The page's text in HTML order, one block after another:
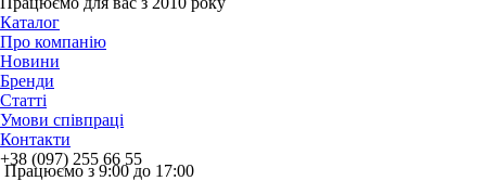
Каталог
Про компанію
Новини
Бренди
Статті
Умови співпраці
Контакти
+38 (097) 255 66 55
Працюємо з 9:00 до 17:00